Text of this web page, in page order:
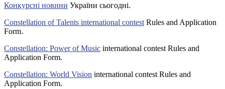
Конкурсні новини України сьогодні.
Constellation of Talents international contest Rules and Application
Form.
Constellation: Power of Music international contest Rules and
Application Form.
Constellation: World Vision international contest Rules and
Application Form.